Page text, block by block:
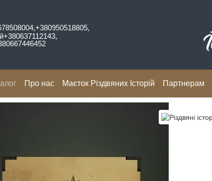
+380950518805,
+380637112143,
Про нас Маєток Різдвяних Історій Партнерам